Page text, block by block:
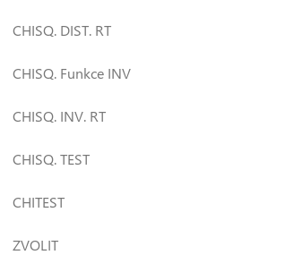
CHISQ. DIST. RT
CHISQ. Funkce INV
CHISQ. INV. RT
CHISQ. TEST
CHITEST
ZVOLIT